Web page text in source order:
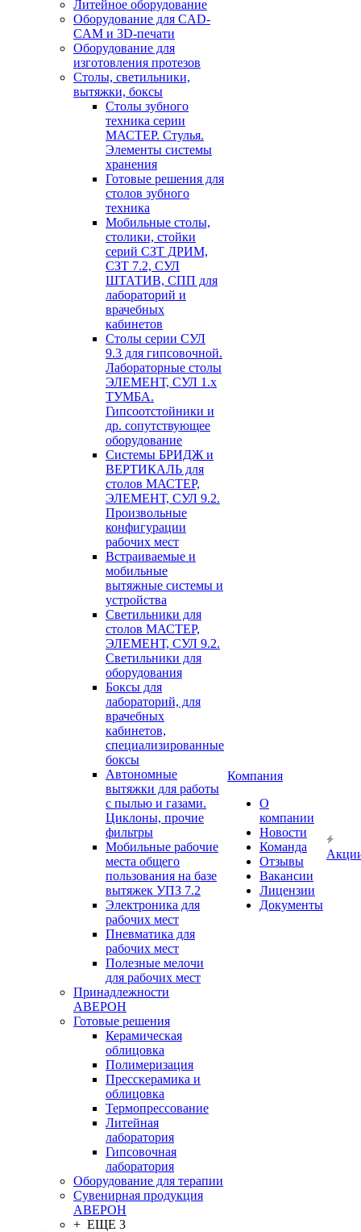
Литейное оборудование
Оборудование для CAD-
CAM и 3D-печати
Оборудование для
изготовления протезов
Cтолы, светильники,
вытяжки, боксы
Столы зубного
техника серии
МАСТЕР. Стулья.
Элементы системы
хранения
Готовые решения для
столов зубного
техника
Мобильные столы,
столики, стойки
серий СЗТ ДРИМ,
СЗТ 7.2, СУЛ
ШТАТИВ, СПП для
лабораторий и
врачебных
кабинетов
Столы серии СУЛ
9.3 для гипсовочной.
Лабораторные столы
ЭЛЕМЕНТ, СУЛ 1.х
ТУМБА.
Гипсоотстойники и
др. сопутствующее
оборудование
Системы БРИДЖ и
ВЕРТИКАЛЬ для
столов МАСТЕР,
ЭЛЕМЕНТ, СУЛ 9.2.
Произвольные
конфигурации
рабочих мест
Встраиваемые и
мобильные
вытяжные системы и
устройства
Светильники для
столов МАСТЕР,
ЭЛЕМЕНТ, СУЛ 9.2.
Светильники для
оборудования
Боксы для
лабораторий, для
врачебных
кабинетов,
специализированные
боксы
Автономные
вытяжки для работы
с пылью и газами.
Циклоны, прочие
фильтры
Мобильные рабочие
места общего
пользования на базе
вытяжек УПЗ 7.2
Электроника для
рабочих мест
Пневматика для
рабочих мест
Полезные мелочи
для рабочих мест
Принадлежности
АВЕРОН
Готовые решения
Керамическая
облицовка
Полимеризация
Пресскерамика и
облицовка
Термопрессование
Литейная
лаборатория
Гипсовочная
лаборатория
Оборудование для терапии
Сувенирная продукция
АВЕРОН
+ ЕЩЕ 3
Компания
О
компании
Новости
Команда
Отзывы
Вакансии
Лицензии
Документы